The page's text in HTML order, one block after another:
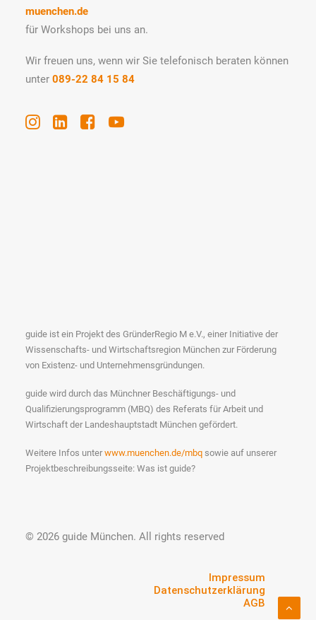
muenchen.de
für Workshops bei uns an.
Wir freuen uns, wenn wir Sie telefonisch beraten können
unter 089-22 84 15 84
guide ist ein Projekt des GründerRegio M e.V., einer Initiative der
Wissenschafts- und Wirtschaftsregion München zur Förderung
von Existenz- und Unternehmensgründungen.
guide wird durch das Münchner Beschäftigungs- und
Qualifizierungsprogramm (MBQ) des Referats für Arbeit und
Wirtschaft der Landeshauptstadt München gefördert.
Weitere Infos unter www.muenchen.de/mbq sowie auf unserer
Projektbeschreibungsseite: Was ist guide?
© 2026 guide München. All rights reserved
Impressum
Datenschutzerklärung
AGB